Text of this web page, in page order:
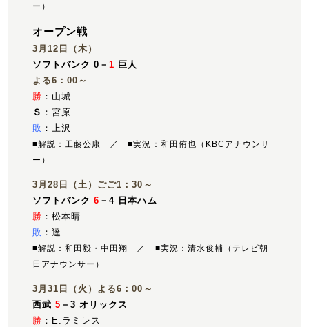
ー）
オープン戦
3月12日（木）
ソフトバンク 0－1 巨人
よる6：00～
勝 ：山城
Ｓ ：宮原
敗 ：上沢
■解説：工藤公康 ／ ■実況：和田侑也（KBCアナウンサ
ー）
3月28日（土）ごご1：30～
ソフトバンク6 －4 日本ハム
勝 ：松本晴
敗 ：達
■解説：和田毅・中田翔 ／ ■実況：清水俊輔（テレビ朝
日アナウンサー）
3月31日（火）よる6：00～
西武5 －3 オリックス
勝 ：E.ラミレス